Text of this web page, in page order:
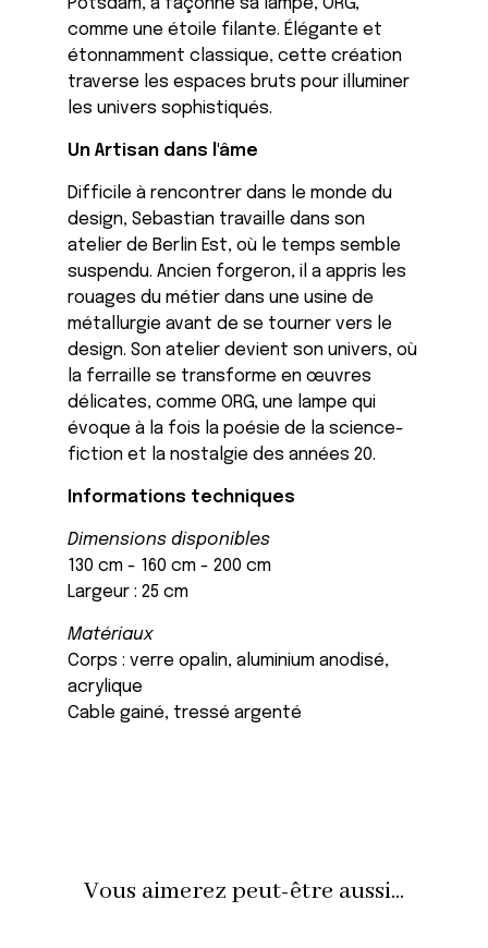
comme une étoile filante. Élégante et
étonnamment classique, cette création
traverse les espaces bruts pour illuminer
les univers sophistiqués.
Un Artisan dans l'âme
Difficile à rencontrer dans le monde du
design, Sebastian travaille dans son
atelier de Berlin Est, où le temps semble
suspendu. Ancien forgeron, il a appris les
rouages du métier dans une usine de
métallurgie avant de se tourner vers le
design. Son atelier devient son univers, où
la ferraille se transforme en œuvres
délicates, comme ORG, une lampe qui
évoque à la fois la poésie de la science-
fiction et la nostalgie des années 20.
Informations techniques
Dimensions disponibles
130 cm - 160 cm - 200 cm
Largeur : 25 cm
Matériaux
Corps : verre opalin, aluminium anodisé,
acrylique
Cable gainé, tressé argenté
Vous aimerez peut-être aussi...